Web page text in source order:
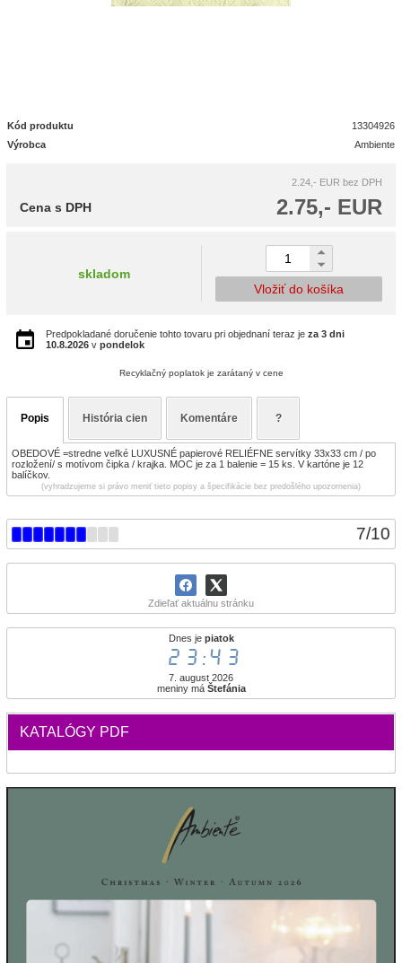
7/10
Zdieľať aktuálnu stránku
Dnes je piatok
23:43
7. august 2026
meniny má Štefánia
KATALÓGY PDF
Kód produktu
13304926
Výrobca
Ambiente
2.24,- EUR bez DPH
2.75,- EUR
Cena s DPH
skladom
Vložiť do košíka
Predpokladané doručenie tohto tovaru pri objednaní teraz je za 3 dni
10.8.2026 v pondelok
Recyklačný poplatok je zarátaný v cene
Popis História cien Komentáre ?
OBEDOVÉ =stredne veľké LUXUSNÉ papierové RELIÉFNE servítky 33x33 cm / po
rozložení/ s motívom čipka / krajka. MOC je za 1 balenie = 15 ks. V kartóne je 12
balíčkov.
(vyhradzujeme si právo meniť tieto popisy a špecifikácie bez predošlého upozornenia)